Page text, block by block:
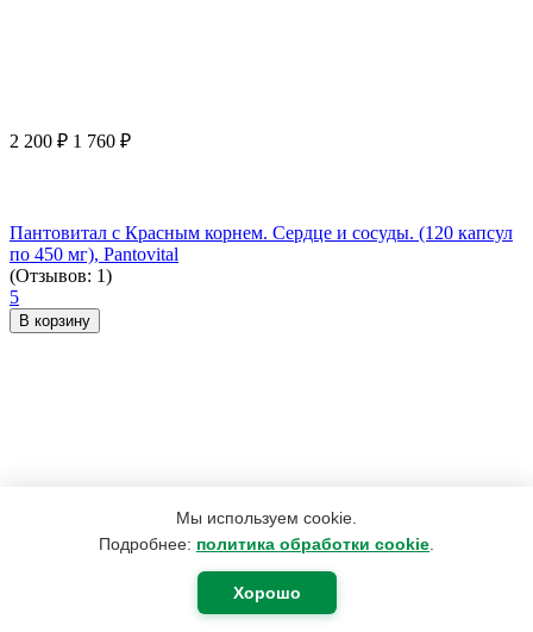
Мы используем cookie.
Подробнее: политика обработки cookie
Хорошо
2 200 ₽ 1 760 ₽
Пантовитал с Красным корнем. Сердце и сосуды. (120 капсул
по 450 мг), Pantovital
(Отзывов: 1)
5
В корзину